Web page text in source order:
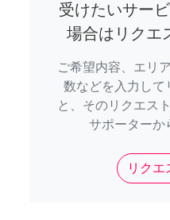
受けたいサー
場合はリクエ
ご希望内容、エリ
数などを入力して
と、そのリクエス
サポーターか
リクエ